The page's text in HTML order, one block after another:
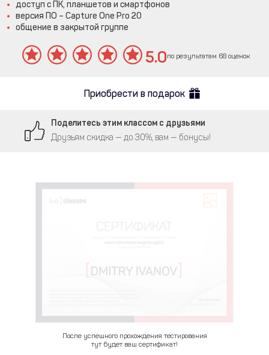
доступ с ПК, планшетов и смартфонов
версия ПО – Capture One Pro 20
общение в закрытой группе
5.0по результатам 68 оценок
Приобрести в подарок
Поделитесь этим классом с друзьями
Друзьям скидка — до 30%, вам — бонусы!
После успешного прохождения тестирования
тут будет ваш сертификат!